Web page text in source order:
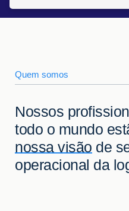
Quem somos
Nossos
todo o mundo
nossa visão de
operacional da